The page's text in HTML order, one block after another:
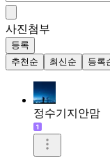
사진첨부
등록
추천순
최신순 등록
정수기지안맘